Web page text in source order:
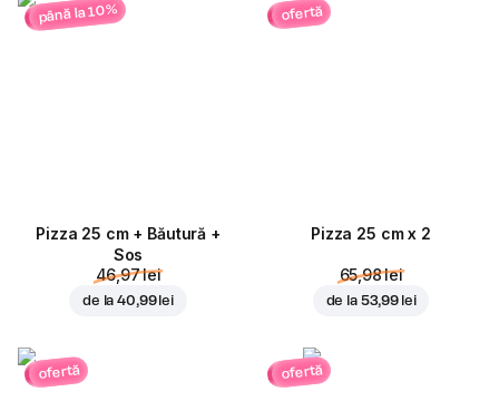
până la 10%
Pizza 25 cm + Băutură +
Sos
46,97 lei
de la40,99 lei
ofertă
Pizza 25 cm x 2
65,98 lei
de la 53,99 lei
ofertă ofertă